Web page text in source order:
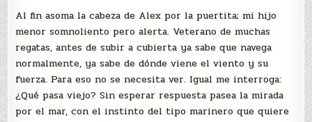
Al fin asoma la cabeza de Alex por la puertita; mi hijo
menor somnoliento pero alerta. Veterano de muchas
regatas, antes de subir a cubierta ya sabe que navega
normalmente, ya sabe de dónde viene el viento y su
fuerza. Para eso no se necesita ver. Igual me interroga:
¿Qué pasa viejo? Sin esperar respuesta pasea la mirada
por el mar, con el instinto del tipo marinero que quiere